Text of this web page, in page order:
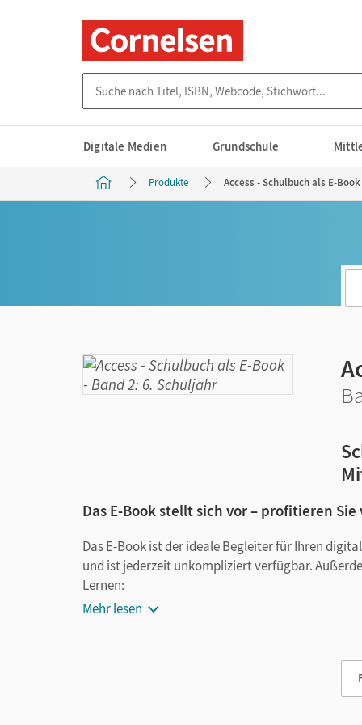
Digitale Medien Grundschule
Produkte Access - Schulbuch als E-
Das E-Book stellt sich vor – profitieren
Das E-Book ist der ideale Begleiter für Ihren
und ist jederzeit unkompliziert verfügbar.
Lernen:
Mehr lesen